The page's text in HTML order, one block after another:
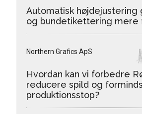
Automatisk højdejustering
og bundetikettering mere
Northern Grafics ApS
Hvordan kan vi forbedre
reducere spild og
produktionsstop?